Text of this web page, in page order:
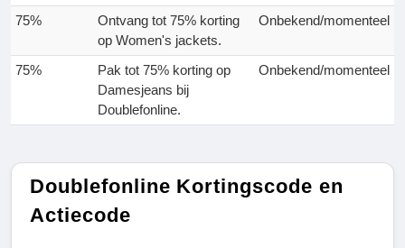
75%
Ontvang tot 75% korting
op Women's jackets.
Onbekend/momenteel
75%
Pak tot 75% korting op
Damesjeans bij
Doublefonline.
Onbekend/momenteel
Doublefonline Kortingscode en
Actiecode